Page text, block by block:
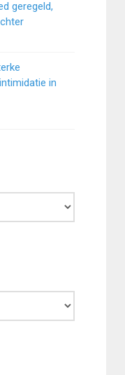
geregeld,
in